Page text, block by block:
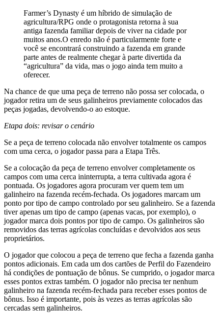
Farmer’s Dynasty é um híbrido de simulação de
agricultura/RPG onde o protagonista retorna à sua
antiga fazenda familiar depois de viver na cidade por
muitos anos.O enredo não é particularmente forte e
você se encontrará construindo a fazenda em grande
parte antes de realmente chegar à parte divertida da
“agricultura” da vida, mas o jogo ainda tem muito a
oferecer.
Na chance de que uma peça de terreno não possa ser colocada, o
jogador retira um de seus galinheiros previamente colocados das
peças jogadas, devolvendo-o ao estoque.
Etapa dois: revisar o cenário
Se a peça de terreno colocada não envolver totalmente os campos
com uma cerca, o jogador passa para a Etapa Três.
Se a colocação da peça de terreno envolver completamente os
campos com uma cerca ininterrupta, a terra cultivada agora é
pontuada. Os jogadores agora procuram ver quem tem um
galinheiro na fazenda recém-fechada. Os jogadores marcam um
ponto por tipo de campo controlado por seu galinheiro. Se a fazenda
tiver apenas um tipo de campo (apenas vacas, por exemplo), o
jogador marca dois pontos por tipo de campo. Os galinheiros são
removidos das terras agrícolas concluídas e devolvidos aos seus
proprietários.
O jogador que colocou a peça de terreno que fecha a fazenda ganha
pontos adicionais. Em cada um dos cartões de Perfil do Fazendeiro
há condições de pontuação de bônus. Se cumprido, o jogador marca
esses pontos extras também. O jogador não precisa ter nenhum
galinheiro na fazenda recém-fechada para receber esses pontos de
bônus. Isso é importante, pois às vezes as terras agrícolas são
cercadas sem galinheiros.